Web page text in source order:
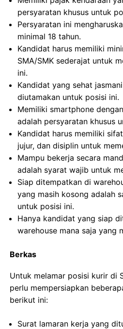
persyaratan khusus untuk
Persyaratan ini
minimal 18 tahun.
Kandidat harus memiliki
SMA/SMK sederajat untuk
ini.
Kandidat yang sehat
diutamakan untuk posisi ini.
Memiliki smartphone
adalah persyaratan khusus
Kandidat harus memiliki
jujur, dan disiplin untuk
Mampu bekerja secara
adalah syarat wajib untuk
Siap ditempatkan di
yang masih kosong adalah
untuk posisi ini.
Hanya kandidat yang siap
warehouse mana saja yang
Berkas
Untuk melamar posisi kurir di
perlu mempersiapkan
berikut ini:
Surat lamaran kerja yang